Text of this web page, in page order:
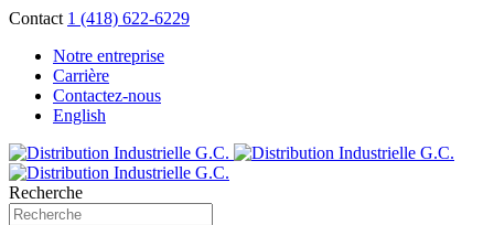
Contact 1 (418) 622-6229
Notre entreprise
Carrière
Contactez-nous
English
Recherche